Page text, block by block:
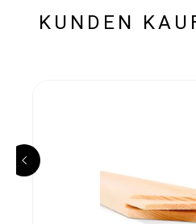
KUNDEN